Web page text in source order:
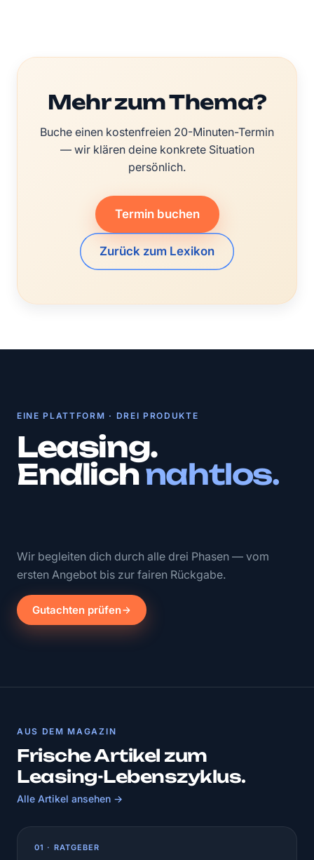
Mehr zum Thema?
Buche einen kostenfreien 20-Minuten-Termin
— wir klären deine konkrete Situation
persönlich.
Termin buchen
Zurück zum Lexikon
EINE PLATTFORM · DREI PRODUKTE
Leasing.
Endlichnahtlos.
Wir begleiten dich durch alle drei Phasen — vom
ersten Angebot bis zur fairen Rückgabe.
Gutachten prüfen
AUS DEM MAGAZIN
Frische Artikel zum
Leasing-Lebenszyklus.
Alle Artikel ansehen →
01 · RATGEBER